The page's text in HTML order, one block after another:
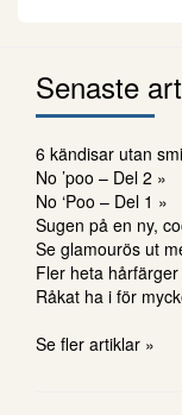
Senaste
6 kändisar utan
No ’poo – Del 2 »
No ‘Poo – Del 1 »
Sugen på en ny,
Se glamourös ut
Fler heta
Råkat ha i för
Se fler artiklar »